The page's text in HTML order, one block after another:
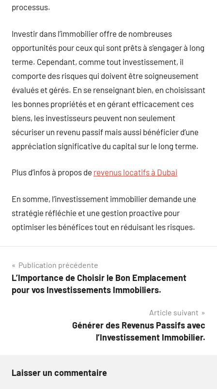
processus.
Investir dans l’immobilier offre de nombreuses
opportunités pour ceux qui sont prêts à s’engager à long
terme. Cependant, comme tout investissement, il
comporte des risques qui doivent être soigneusement
évalués et gérés. En se renseignant bien, en choisissant
les bonnes propriétés et en gérant efficacement ces
biens, les investisseurs peuvent non seulement
sécuriser un revenu passif mais aussi bénéficier d’une
appréciation significative du capital sur le long terme.
Plus d’infos à propos de revenus locatifs à Dubai
En somme, l’investissement immobilier demande une
stratégie réfléchie et une gestion proactive pour
optimiser les bénéfices tout en réduisant les risques.
Navigation
de
Publication précédente
L’Importance de Choisir le Bon Emplacement
pour vos Investissements Immobiliers.
Article suivant
Générer des Revenus Passifs avec
l’Investissement Immobilier.
Laisser un commentaire